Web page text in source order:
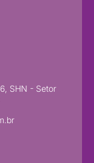
SHN - Setor